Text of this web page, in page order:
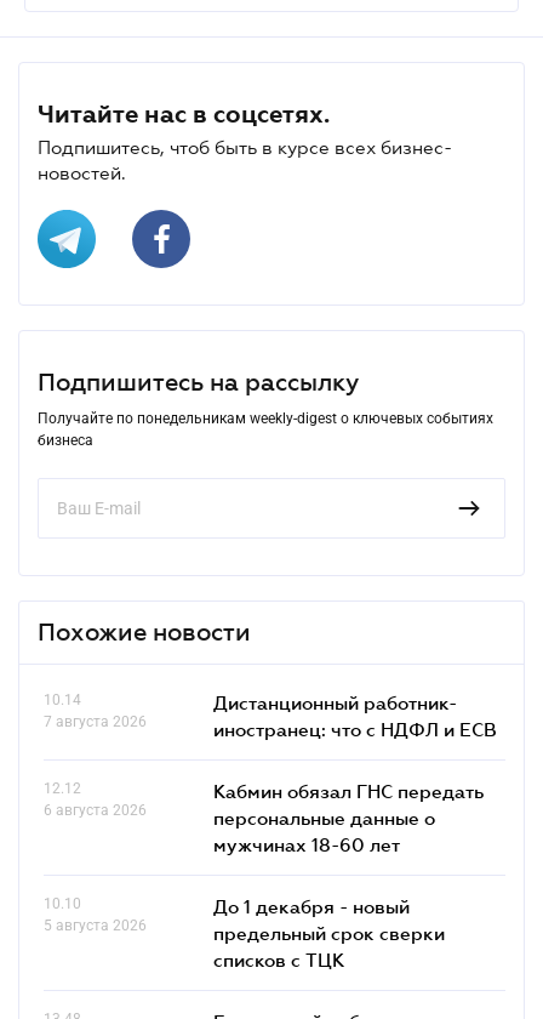
Читайте нас в соцсетях.
Подпишитесь, чтоб быть в курсе всех бизнес-
новостей.
Подпишитесь на рассылку
Получайте по понедельникам weekly-digest о ключевых событиях
бизнеса
Похожие новости
10.14
7 августа 2026
Дистанционный работник-
иностранец: что с НДФЛ и ЕСВ
12.12
6 августа 2026
Кабмин обязал ГНС передать
персональные данные о
мужчинах 18-60 лет
10.10
5 августа 2026
До 1 декабря - новый
предельный срок сверки
списков c ТЦК